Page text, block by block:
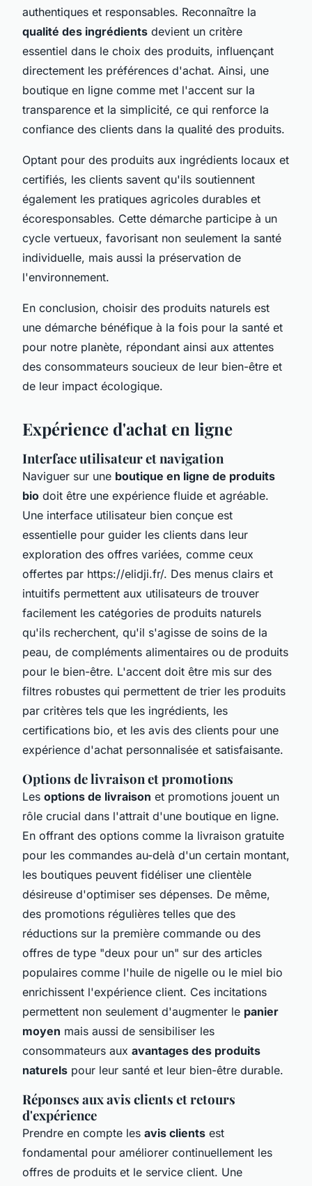
authentiques et responsables. Reconnaître la
qualité des ingrédients devient un critère
essentiel dans le choix des produits, influençant
directement les préférences d'achat. Ainsi, une
boutique en ligne comme met l'accent sur la
transparence et la simplicité, ce qui renforce la
confiance des clients dans la qualité des produits.
Optant pour des produits aux ingrédients locaux et
certifiés, les clients savent qu'ils soutiennent
également les pratiques agricoles durables et
écoresponsables. Cette démarche participe à un
cycle vertueux, favorisant non seulement la santé
individuelle, mais aussi la préservation de
l'environnement.
En conclusion, choisir des produits naturels est
une démarche bénéfique à la fois pour la santé et
pour notre planète, répondant ainsi aux attentes
des consommateurs soucieux de leur bien-être et
de leur impact écologique.
Expérience d'achat en ligne
Interface utilisateur et navigation
Naviguer sur une boutique en ligne de produits
bio doit être une expérience fluide et agréable.
Une interface utilisateur bien conçue est
essentielle pour guider les clients dans leur
exploration des offres variées, comme ceux
offertes par https://elidji.fr/. Des menus clairs et
intuitifs permettent aux utilisateurs de trouver
facilement les catégories de produits naturels
qu'ils recherchent, qu'il s'agisse de soins de la
peau, de compléments alimentaires ou de produits
pour le bien-être. L'accent doit être mis sur des
filtres robustes qui permettent de trier les produits
par critères tels que les ingrédients, les
certifications bio, et les avis des clients pour une
expérience d'achat personnalisée et satisfaisante.
Options de livraison et promotions
Les options de livraison et promotions jouent un
rôle crucial dans l'attrait d'une boutique en ligne.
En offrant des options comme la livraison gratuite
pour les commandes au-delà d'un certain montant,
les boutiques peuvent fidéliser une clientèle
désireuse d'optimiser ses dépenses. De même,
des promotions régulières telles que des
réductions sur la première commande ou des
offres de type "deux pour un" sur des articles
populaires comme l'huile de nigelle ou le miel bio
enrichissent l'expérience client. Ces incitations
permettent non seulement d'augmenter le panier
moyen mais aussi de sensibiliser les
consommateurs aux avantages des produits
naturels pour leur santé et leur bien-être durable.
Réponses aux avis clients et retours
d'expérience
Prendre en compte les avis clients est
fondamental pour améliorer continuellement les
offres de produits et le service client. Une